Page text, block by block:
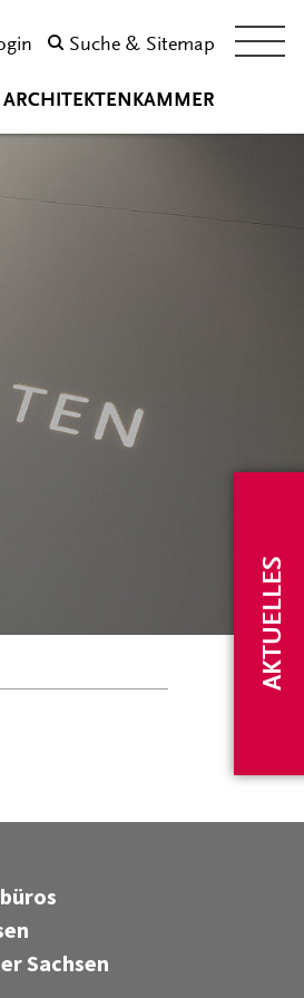
Suche & Sitemap
AKTUELLES
ARCHITEKTENKAMMER
Sachsen